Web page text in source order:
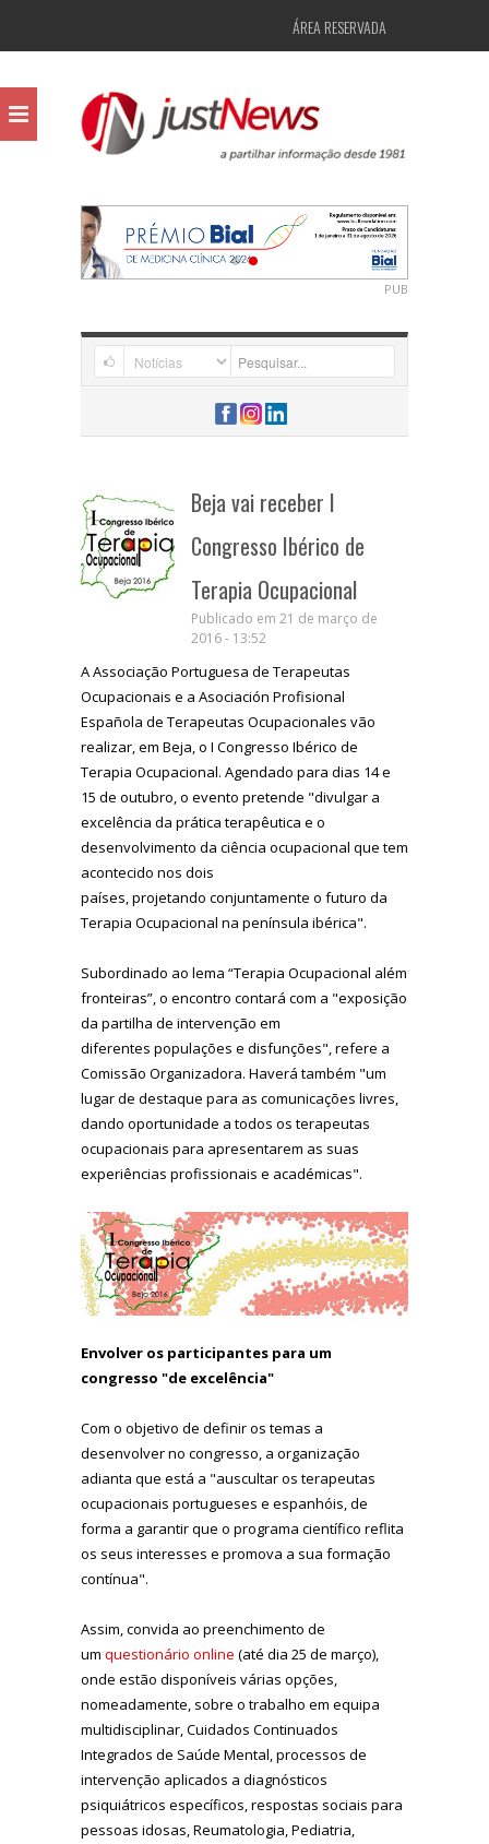
ÁREA RESERVADA
PUB
Beja vai receber I
Congresso Ibérico de
Terapia Ocupacional
Publicado em 21 de março de
2016 - 13:52
A Associação Portuguesa de Terapeutas
Ocupacionais e a Asociación Profisional
Española de Terapeutas Ocupacionales vão
realizar, em Beja, o I Congresso Ibérico de
Terapia Ocupacional. Agendado para dias 14 e
15 de outubro, o evento pretende "divulgar a
excelência da prática terapêutica e o
desenvolvimento da ciência ocupacional que tem
acontecido nos dois
países, projetando conjuntamente o futuro da
Terapia Ocupacional na península ibérica".
Subordinado ao lema “Terapia Ocupacional além
fronteiras”, o encontro contará com a "exposição
da partilha de intervenção em
diferentes populações e disfunções", refere a
Comissão Organizadora. Haverá também "um
lugar de destaque para as comunicações livres,
dando oportunidade a todos os terapeutas
ocupacionais para apresentarem as suas
experiências profissionais e académicas".
Envolver os participantes para um
congresso "de excelência"
Com o objetivo de definir os temas a
desenvolver no congresso, a organização
adianta que está a "auscultar os terapeutas
ocupacionais portugueses e espanhóis, de
forma a garantir que o programa científico reflita
os seus interesses e promova a sua formação
contínua".
Assim, convida ao preenchimento de
um questionário online (até dia 25 de março),
onde estão disponíveis várias opções,
nomeadamente, sobre o trabalho em equipa
multidisciplinar, Cuidados Continuados
Integrados de Saúde Mental, processos de
intervenção aplicados a diagnósticos
psiquiátricos específicos, respostas sociais para
pessoas idosas, Reumatologia, Pediatria,